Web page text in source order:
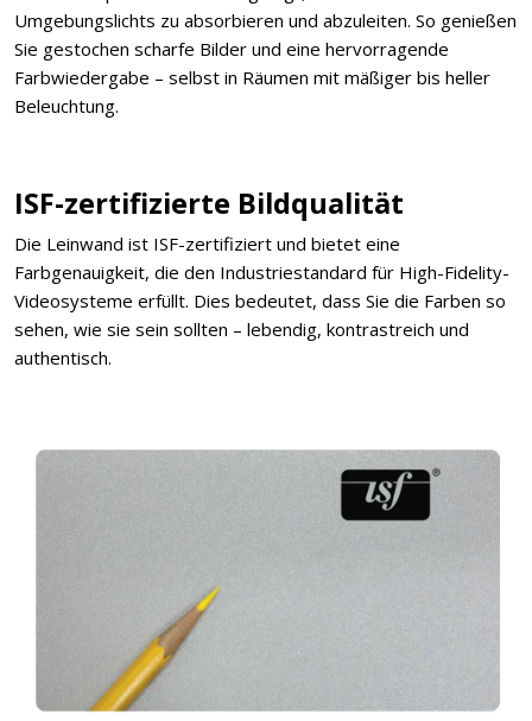
Umgebungslichts zu absorbieren und abzuleiten. So genießen
Sie gestochen scharfe Bilder und eine hervorragende
Farbwiedergabe – selbst in Räumen mit mäßiger bis heller
Beleuchtung.
ISF-zertifizierte Bildqualität
Die Leinwand ist ISF-zertifiziert und bietet eine
Farbgenauigkeit, die den Industriestandard für High-Fidelity-
Videosysteme erfüllt. Dies bedeutet, dass Sie die Farben so
sehen, wie sie sein sollten – lebendig, kontrastreich und
authentisch.